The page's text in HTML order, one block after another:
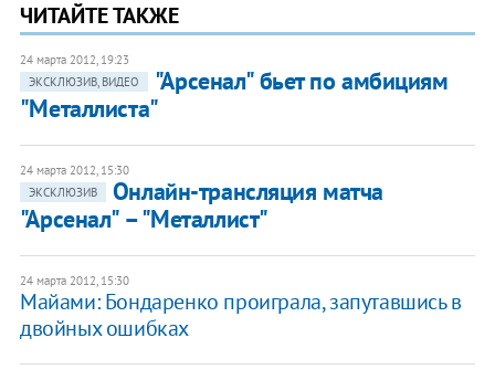
ЧИТАЙТЕ ТАКЖЕ
24 марта 2012, 19:23
ЭКСКЛЮЗИВ, ВИДЕО
"Арсенал" бьет по амбициям
"Металлиста"
24 марта 2012, 15:30
ЭКСКЛЮЗИВ
Онлайн-трансляция матча
"Арсенал" – "Металлист"
24 марта 2012, 15:30
Майами: Бондаренко проиграла, запутавшись в
двойных ошибках